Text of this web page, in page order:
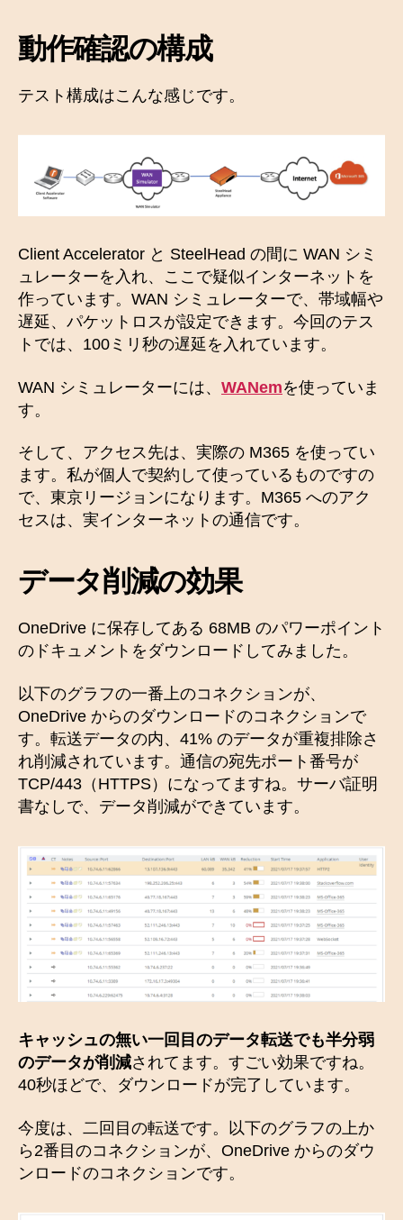
動作確認の構成
テスト構成はこんな感じです。
Client Accelerator と SteelHead の間に WAN シミ
ュレーターを入れ、ここで疑似インターネットを
作っています。WAN シミュレーターで、帯域幅や
遅延、パケットロスが設定できます。今回のテス
トでは、100ミリ秒の遅延を入れています。
WAN シミュレーターには、 WANemを使っていま
す。
そして、アクセス先は、実際の M365 を使ってい
ます。私が個人で契約して使っているものですの
で、東京リージョンになります。M365 へのアク
セスは、実インターネットの通信です。
データ削減の効果
OneDrive に保存してある 68MB のパワーポイント
のドキュメントをダウンロードしてみました。
以下のグラフの一番上のコネクションが、
OneDrive からのダウンロードのコネクションで
す。転送データの内、41% のデータが重複排除さ
れ削減されています。通信の宛先ポート番号が
TCP/443（HTTPS）になってますね。サーバ証明
書なしで、データ削減ができています。
キャッシュの無い一回目のデータ転送でも半分弱
のデータが削減されてます。すごい効果ですね。
40秒ほどで、ダウンロードが完了しています。
今度は、二回目の転送です。以下のグラフの上か
ら2番目のコネクションが、OneDrive からのダウ
ンロードのコネクションです。